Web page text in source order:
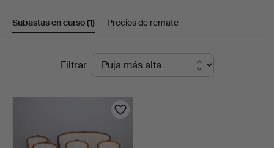
de
Markus
Auktioner
Subastas en curso(1) Precios de remate
SubastasFiltrar